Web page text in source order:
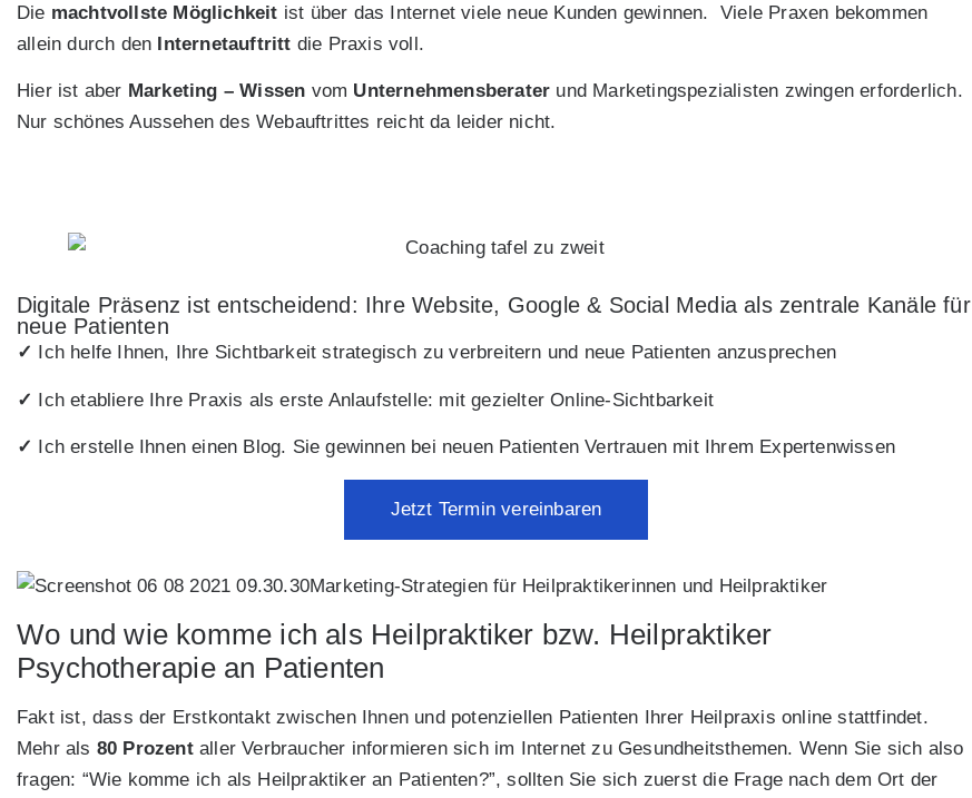
Die machtvollste Möglichkeit ist über das Internet viele neue Kunden gewinnen. Viele Praxen bekommen
allein durch den Internetauftritt die Praxis voll.
Hier ist aber Marketing – Wissen vom Unternehmensberater und Marketingspezialisten zwingen erforderlich.
Nur schönes Aussehen des Webauftrittes reicht da leider nicht.
Digitale Präsenz ist entscheidend: Ihre Website, Google & Social Media als zentrale Kanäle für
neue Patienten
✓ Ich helfe Ihnen, Ihre Sichtbarkeit strategisch zu verbreitern und neue Patienten anzusprechen
✓ Ich etabliere Ihre Praxis als erste Anlaufstelle: mit gezielter Online-Sichtbarkeit
✓ Ich erstelle Ihnen einen Blog. Sie gewinnen bei neuen Patienten Vertrauen mit Ihrem Expertenwissen
Jetzt Termin vereinbaren
Marketing-Strategien für Heilpraktikerinnen und Heilpraktiker
Wo und wie komme ich als Heilpraktiker bzw. Heilpraktiker
Psychotherapie an Patienten
Fakt ist, dass der Erstkontakt zwischen Ihnen und potenziellen Patienten Ihrer Heilpraxis online stattfindet.
Mehr als 80 Prozentaller Verbraucher informieren sich im Internet zu Gesundheitsthemen. Wenn Sie sich also
fragen: “Wie komme ich als Heilpraktiker an Patienten?”, sollten Sie sich zuerst die Frage nach dem Ort der